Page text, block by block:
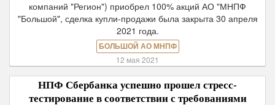
компаний "Регион") приобрел 100% акций АО "МНПФ
"Большой", сделка купли-продажи была закрыта 30 апреля
2021 года.
БОЛЬШОЙ АО МНПФ
12 мая 2021
НПФ Сбербанка успешно прошел стресс-
тестирование в соответствии с требованиями